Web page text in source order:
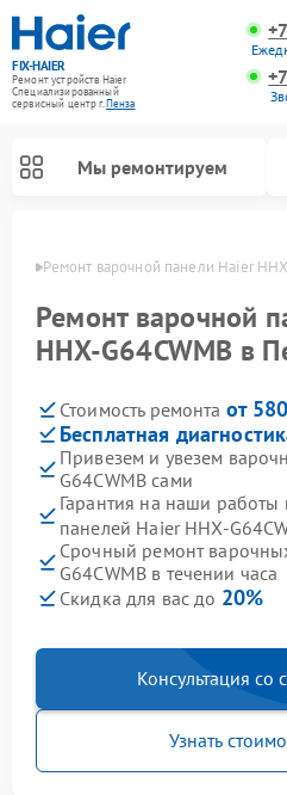
FIX-HAIER
Ремонт устройств Haier
Специализированный
cервисный центр г.Пенза
Мы ремонтируем
Ремонт варочной панели Haier
Ремонт варочной
HHX-G64CWMB в
Стоимость ремонта от
Бесплатная
Привезем и увезем
G64CWMB сами
Гарантия на наши
панелей Haier HHX-
Срочный ремонт
G64CWMB в течении часа
Скидка для вас до 20%
Консультация со
Узнать